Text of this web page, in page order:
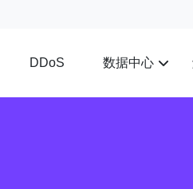
DDoS 数据中心